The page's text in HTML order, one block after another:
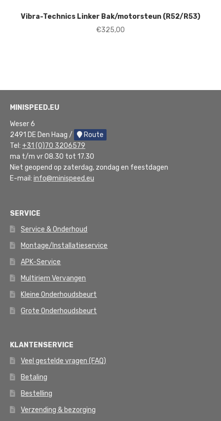
Vibra-Technics Linker Bak/motorsteun (R52/R53)
€325,00
MINISPEED.EU
Weser 6
2491 DE Den Haag /
Route
Tel: +31 (0)70 3206579
ma t/m vr 08.30 tot 17.30
Niet geopend op zaterdag, zondag en feestdagen
E-mail: info@minispeed.eu
SERVICE
Service & Onderhoud
Montage/Installatieservice
APK-Service
Multiriem Vervangen
Kleine Onderhoudsbeurt
Grote Onderhoudsbeurt
KLANTENSERVICE
Veel gestelde vragen (FAQ)
Betaling
Bestelling
Verzending & bezorging